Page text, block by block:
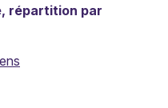
répartition par